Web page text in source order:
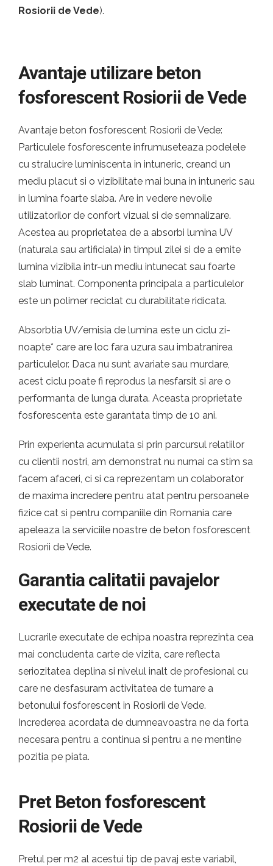
Rosiorii de Vede).
Avantaje utilizare beton
fosforescent Rosiorii de Vede
Avantaje beton fosforescent Rosiorii de Vede:
Particulele fosforescente infrumuseteaza podelele
cu stralucire luminiscenta in intuneric, creand un
mediu placut si o vizibilitate mai buna in intuneric sau
in lumina foarte slaba. Are in vedere nevoile
utilizatorilor de confort vizual si de semnalizare.
Acestea au proprietatea de a absorbi lumina UV
(naturala sau artificiala) in timpul zilei si de a emite
lumina vizibila intr-un mediu intunecat sau foarte
slab luminat. Componenta principala a particulelor
este un polimer reciclat cu durabilitate ridicata.
Absorbtia UV/emisia de lumina este un ciclu zi-
noapte* care are loc fara uzura sau imbatranirea
particulelor. Daca nu sunt avariate sau murdare,
acest ciclu poate fi reprodus la nesfarsit si are o
performanta de lunga durata. Aceasta proprietate
fosforescenta este garantata timp de 10 ani.
Prin experienta acumulata si prin parcursul relatiilor
cu clientii nostri, am demonstrat nu numai ca stim sa
facem afaceri, ci si ca reprezentam un colaborator
de maxima incredere pentru atat pentru persoanele
fizice cat si pentru companiile din Romania care
apeleaza la serviciile noastre de beton fosforescent
Rosiorii de Vede.
Garantia calitatii pavajelor
executate de noi
Lucrarile executate de echipa noastra reprezinta cea
mai concludenta carte de vizita, care reflecta
seriozitatea deplina si nivelul inalt de profesional cu
care ne desfasuram activitatea de turnare a
betonului fosforescent in Rosiorii de Vede.
Increderea acordata de dumneavoastra ne da forta
necesara pentru a continua si pentru a ne mentine
pozitia pe piata.
Pret Beton fosforescent
Rosiorii de Vede
Pretul per m2 al acestui tip de pavaj este variabil,